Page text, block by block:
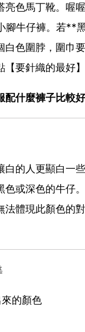
亮色馬丁靴。喔
腳牛仔褲。若**
白色圍脖，圍巾
要針織的最好】
配什麼褲子比較
白的人更顯白一
色或深色的牛仔
法體現此顏色的
的顏色